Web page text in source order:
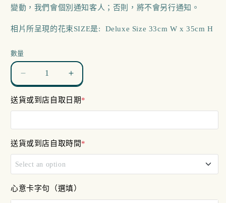
變動，我們會個別通知客人；否則，將不會另行通知。
相片所呈現的花束SIZE是: Deluxe Size 33cm W x 35cm H
數量
Party
數
量
減
少
Solid
Party
數
量
增
加
送貨或到店自取日期*
送貨或到店自取時間*
Select an option
11am - 12pm
心意卡字句（選填）